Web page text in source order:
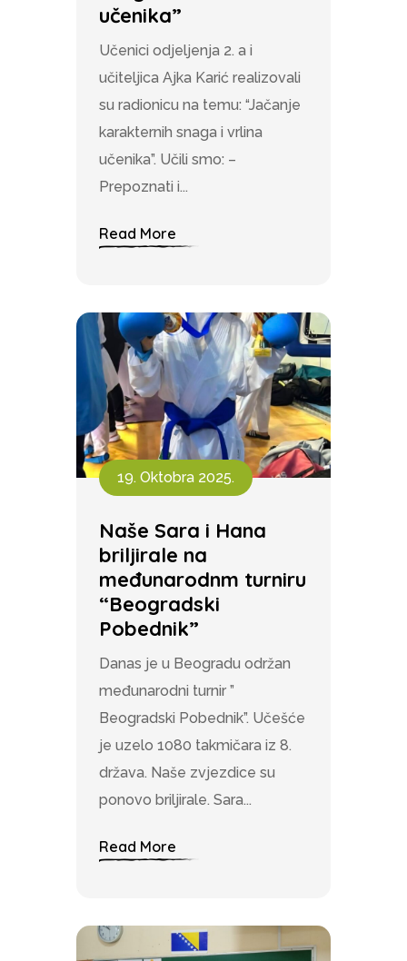
učenika”
Učenici odjeljenja 2. a i
učiteljica Ajka Karić realizovali
su radionicu na temu: “Jačanje
karakternih snaga i vrlina
učenika”. Učili smo: –
Prepoznati i...
Read More
19. Oktobra 2025.
Naše Sara i Hana
briljirale na
međunarodnm turniru
“Beogradski
Pobednik”
Danas je u Beogradu održan
međunarodni turnir ”
Beogradski Pobednik”. Učešće
je uzelo 1080 takmičara iz 8.
država. Naše zvjezdice su
ponovo briljirale. Sara...
Read More